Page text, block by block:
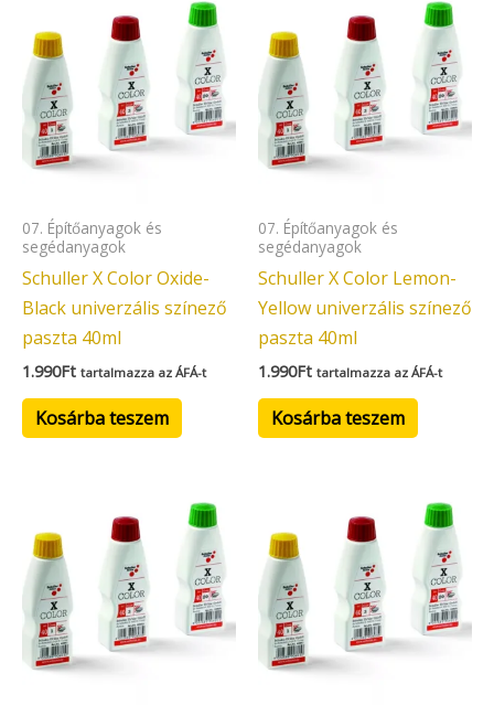
07. Építőanyagok és
segédanyagok
Schuller X Color Oxide-
Black univerzális színező
paszta 40ml
1.990Ft tartalmazza az ÁFÁ-t
Kosárba teszem
07. Építőanyagok és
segédanyagok
Schuller X Color Lemon-
Yellow univerzális színező
paszta 40ml
1.990Ft tartalmazza az ÁFÁ-t
Kosárba teszem